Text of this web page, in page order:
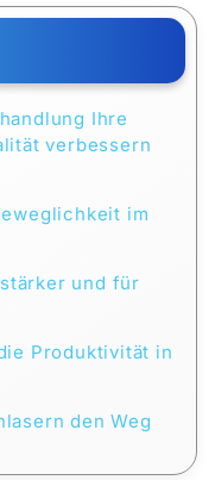
Ihre
verbessern
im
und für
Produktivität in
den Weg